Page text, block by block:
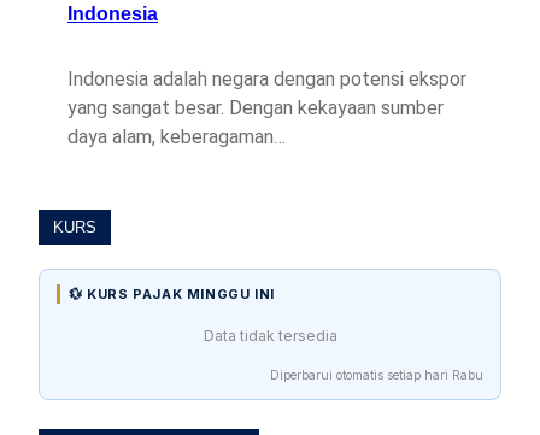
Indonesia
Indonesia adalah negara dengan potensi ekspor
yang sangat besar. Dengan kekayaan sumber
daya alam, keberagaman…
KURS
💱 KURS PAJAK MINGGU INI
Data tidak tersedia
Diperbarui otomatis setiap hari Rabu